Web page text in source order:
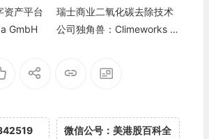
资产平台
GmbH
瑞士商业二氧化碳去除技术
公司独角兽：Climeworks A
微信公号：美港股百科全